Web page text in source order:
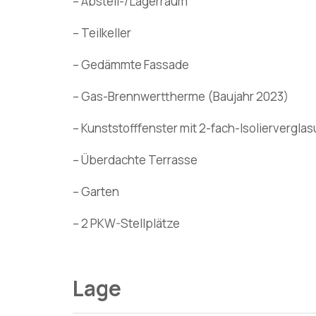
– Teilkeller
– Gedämmte Fassade
– Gas-Brennwerttherme (Baujahr 2023)
– Kunststofffenster mit 2-fach-
– Überdachte Terrasse
– Garten
– 2 PKW-Stellplätze
Lage